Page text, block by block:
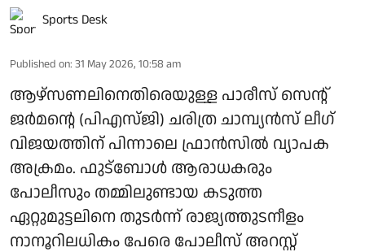
Sports Desk
Published on: 31 May 2026, 10:58 am
ആഴ്‌സണലിനെതിരെയുള്ള പാരീസ് സെന്റ്
ജര്‍മന്റെ (പിഎസ്ജി) ചരിത്ര ചാമ്പ്യന്‍സ് ലീഗ്
വിജയത്തിന് പിന്നാലെ ഫ്രാന്‍സില്‍ വ്യാപക
അക്രമം. ഫുട്‌ബോള്‍ ആരാധകരും
പോലീസും തമ്മിലുണ്ടായ കടുത്ത
ഏറ്റുമുട്ടലിനെ തുടര്‍ന്ന് രാജ്യത്തുടനീളം
നാനൂറിലധികം പേരെ പോലീസ് അറസ്റ്റ്